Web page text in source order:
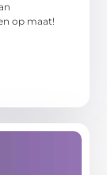
op maat!